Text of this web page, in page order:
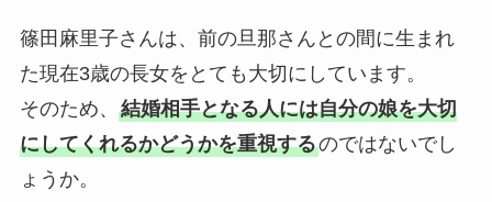
篠田麻里子さんは、前の旦那さんとの間に生まれ
た現在3歳の長女をとても大切にしています。
そのため、 結婚相手となる人には自分の娘を大切
にしてくれるかどうかを重視するのではないでし
ょうか。